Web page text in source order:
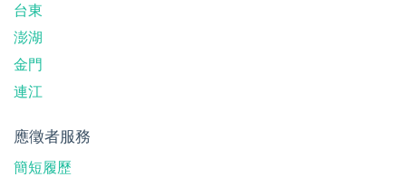
台東
澎湖
金門
連江
應徵者服務
簡短履歷